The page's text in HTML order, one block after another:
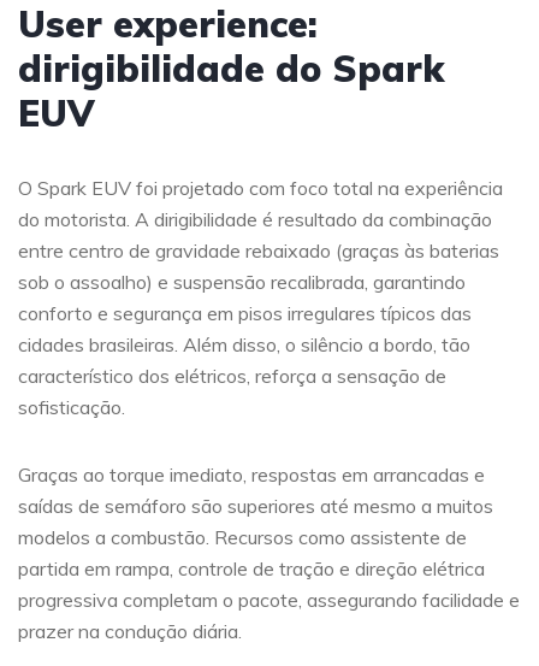
User experience:
dirigibilidade do Spark
EUV
O Spark EUV foi projetado com foco total na experiência
do motorista. A dirigibilidade é resultado da combinação
entre centro de gravidade rebaixado (graças às baterias
sob o assoalho) e suspensão recalibrada, garantindo
conforto e segurança em pisos irregulares típicos das
cidades brasileiras. Além disso, o silêncio a bordo, tão
característico dos elétricos, reforça a sensação de
sofisticação.
Graças ao torque imediato, respostas em arrancadas e
saídas de semáforo são superiores até mesmo a muitos
modelos a combustão. Recursos como assistente de
partida em rampa, controle de tração e direção elétrica
progressiva completam o pacote, assegurando facilidade e
prazer na condução diária.